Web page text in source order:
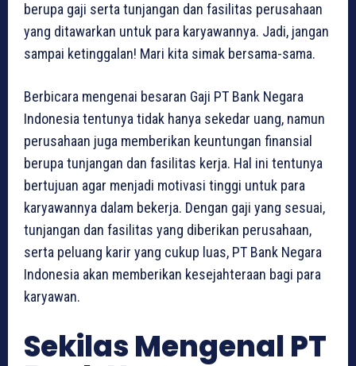
berupa gaji serta tunjangan dan fasilitas perusahaan
yang ditawarkan untuk para karyawannya. Jadi, jangan
sampai ketinggalan! Mari kita simak bersama-sama.
Berbicara mengenai besaran Gaji PT Bank Negara
Indonesia tentunya tidak hanya sekedar uang, namun
perusahaan juga memberikan keuntungan finansial
berupa tunjangan dan fasilitas kerja. Hal ini tentunya
bertujuan agar menjadi motivasi tinggi untuk para
karyawannya dalam bekerja. Dengan gaji yang sesuai,
tunjangan dan fasilitas yang diberikan perusahaan,
serta peluang karir yang cukup luas, PT Bank Negara
Indonesia akan memberikan kesejahteraan bagi para
karyawan.
Sekilas Mengenal PT